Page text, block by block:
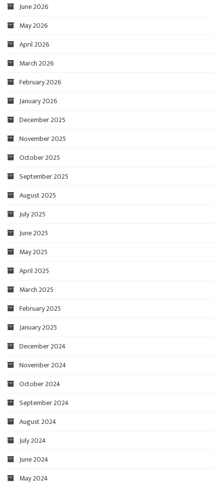
June 2026
May 2026
April 2026
March 2026
February 2026
January 2026
December 2025
November 2025
October 2025
September 2025
August 2025
July 2025
June 2025
May 2025
April 2025
March 2025
February 2025
January 2025
December 2024
November 2024
October 2024
September 2024
August 2024
July 2024
June 2024
May 2024